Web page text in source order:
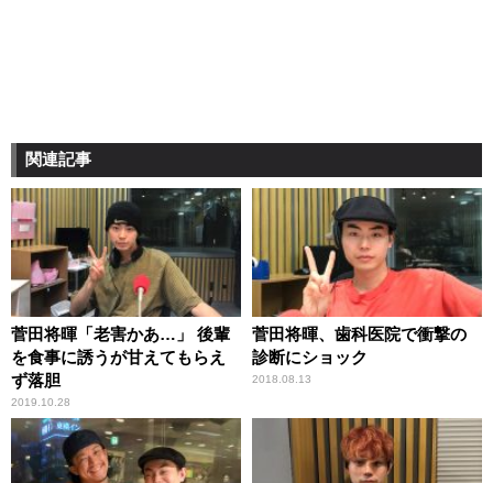
関連記事
菅田将暉「老害かあ…」 後輩
を食事に誘うが甘えてもらえ
ず落胆
2019.10.28
菅田将暉、歯科医院で衝撃の
診断にショック
2018.08.13